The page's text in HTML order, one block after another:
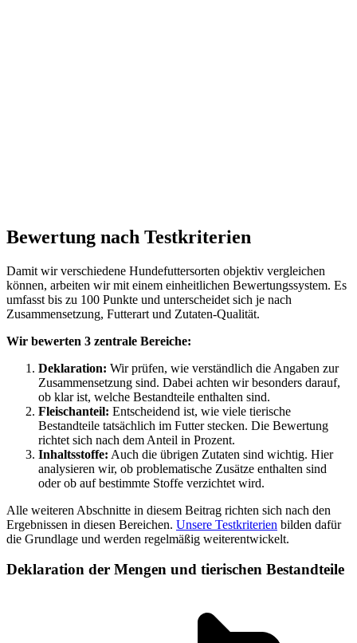
Bewertung nach Testkriterien
Damit wir verschiedene Hundefuttersorten objektiv vergleichen
können, arbeiten wir mit einem einheitlichen Bewertungssystem. Es
umfasst bis zu 100 Punkte und unterscheidet sich je nach
Zusammensetzung, Futterart und Zutaten-Qualität.
Wir bewerten 3 zentrale Bereiche:
Deklaration: Wir prüfen, wie verständlich die Angaben zur
Zusammensetzung sind. Dabei achten wir besonders darauf,
ob klar ist, welche Bestandteile enthalten sind.
Fleischanteil: Entscheidend ist, wie viele tierische
Bestandteile tatsächlich im Futter stecken. Die Bewertung
richtet sich nach dem Anteil in Prozent.
Inhaltsstoffe: Auch die übrigen Zutaten sind wichtig. Hier
analysieren wir, ob problematische Zusätze enthalten sind
oder ob auf bestimmte Stoffe verzichtet wird.
Alle weiteren Abschnitte in diesem Beitrag richten sich nach den
Ergebnissen in diesen Bereichen. Unsere Testkriterien bilden dafür
die Grundlage und werden regelmäßig weiterentwickelt.
Deklaration der Mengen und tierischen Bestandteile